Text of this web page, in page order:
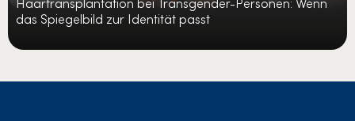
das Spiegelbild zur Identität passt